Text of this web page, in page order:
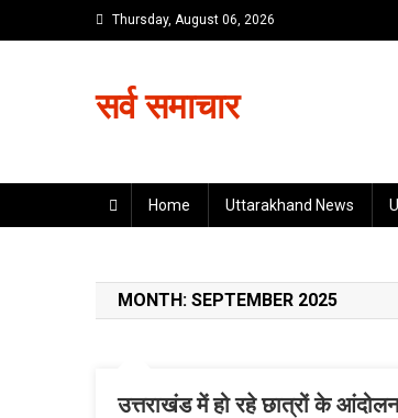
to
Thursday, August 06, 2026
सर्व समाचार
Home Uttarakhand News
MONTH: SEPTEMBER 2025
उत्तराखंड में हो रहे छात्रों के